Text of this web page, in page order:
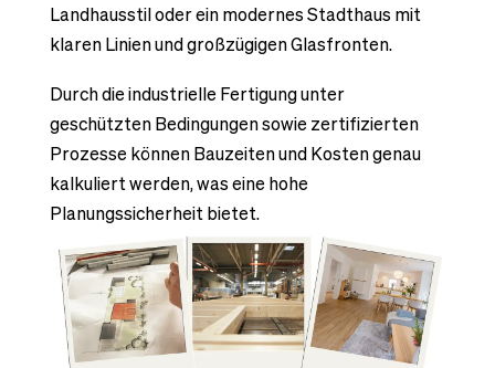
Landhausstil oder ein modernes Stadthaus mit
klaren Linien und großzügigen Glasfronten.
Durch die industrielle Fertigung unter
geschützten Bedingungen sowie zertifizierten
Prozesse können Bauzeiten und Kosten genau
kalkuliert werden, was eine hohe
Planungssicherheit bietet.